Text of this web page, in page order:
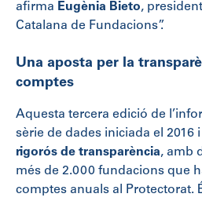
afirma Eugènia Bieto,
Catalana de Fundacions”.
Una aposta per la
comptes
Aquesta tercera edició de
sèrie de dades iniciada el 2016
rigorós de transparència, amb
més de 2.000 fundacions que
comptes anuals al Protectorat.